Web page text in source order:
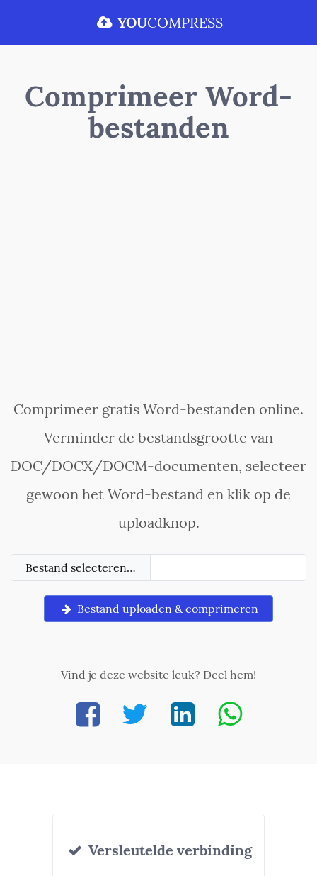
YOUCOMPRESS
Comprimeer Word-
bestanden
Comprimeer gratis Word-bestanden online.
Verminder de bestandsgrootte van
DOC/DOCX/DOCM-documenten, selecteer
gewoon het Word-bestand en klik op de
uploadknop.
Bestand selecteren…
Bestand uploaden & comprimeren
Vind je deze website leuk? Deel hem!
Versleutelde verbinding